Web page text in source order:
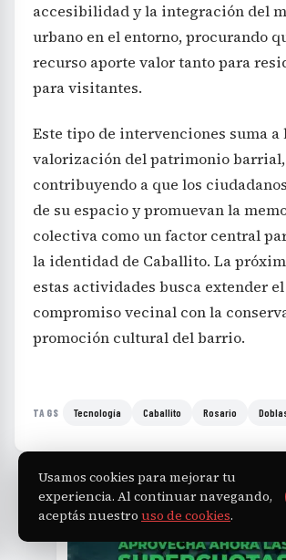
recurso aporte valor tanto para
para visitantes.
Este tipo de intervenciones suma a la
contribuyendo a que los ciudadanos
de su espacio y promuevan la
colectiva como un factor central
la identidad de Caballito. La
estas actividades busca extender el
compromiso vecinal con la
promoción cultural del barrio.
Usamos cookies para mejorar tu
experiencia. Al continuar navegando,
aceptás nuestro uso de cookies.